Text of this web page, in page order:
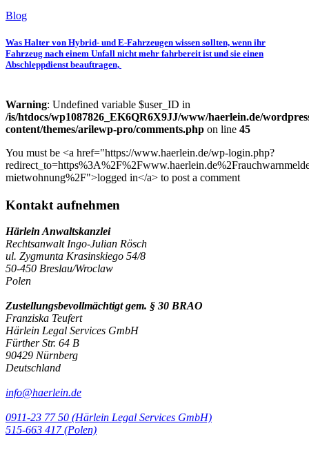
Blog
Was Halter von Hybrid- und E-Fahrzeugen wissen sollten, wenn ihr
Fahrzeug nach einem Unfall nicht mehr fahrbereit ist und sie einen
Abschleppdienst beauftragen,
Warning: Undefined variable $user_ID in
/is/htdocs/wp1087826_EK6QR6X9JJ/www/haerlein.de/
content/themes/arilewp-pro/comments.php on line 45
You must be <a href="https://www.haerlein.de/wp-login.php?
mietwohnung%2F">logged in</a> to post a comment
Kontakt aufnehmen
Härlein Anwaltskanzlei
Rechtsanwalt Ingo-Julian Rösch
ul. Zygmunta Krasinskiego 54/8
50-450 Breslau/Wroclaw
Polen
Zustellungsbevollmächtigt gem. § 30 BRAO
Franziska Teufert
Härlein Legal Services GmbH
Fürther Str. 64 B
90429 Nürnberg
Deutschland
info@haerlein.de
0911-23 77 50 (Härlein Legal Services GmbH)
‭515-663 417 (Polen)‬‬‬